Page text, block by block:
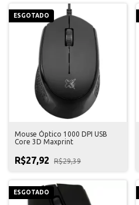
ESGOTADO
Mouse Óptico 1000 DPI USB
Core 3D Maxprint
R$27,92 R$29,39
ESGOTADO